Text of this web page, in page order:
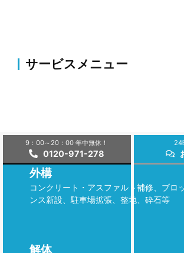
サービスメニュー
外構
コンクリート・アスファルト補修、ブロ
ンス新設、駐車場拡張、整地、砕石等
解体
9：00～20：00 年中無休！
0120-971-278
24